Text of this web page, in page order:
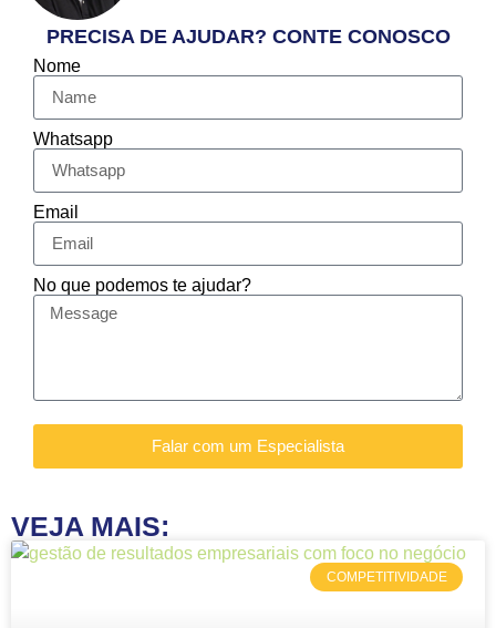
PRECISA DE AJUDAR? CONTE CONOSCO
Nome
Whatsapp
Email
No que podemos te ajudar?
Falar com um Especialista
VEJA MAIS:
COMPETITIVIDADE